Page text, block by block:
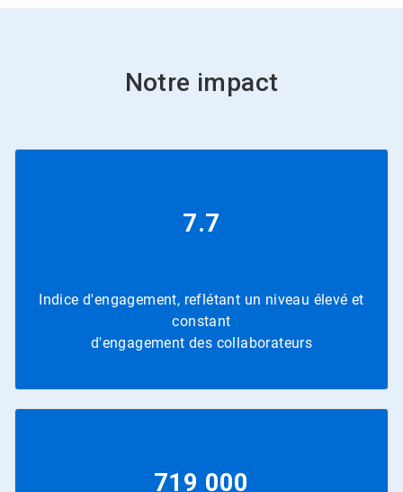
Notre impact
7.7
Indice d'engagement, reflétant un niveau élevé et
constant
d'engagement des collaborateurs
719 000